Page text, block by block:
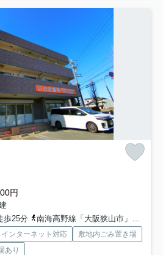
円
歩25分
南海高野線「大阪狭山市」駅 徒歩27分
インターネット対応
敷地内ごみ置き場
あり